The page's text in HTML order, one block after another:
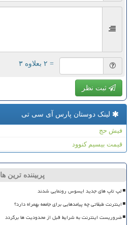
= ۲ بعلاوه ۳
ثبت نظر
لینک دوستان پارس آی سی تی
فیش حج
قیمت بیسیم کنوود
پربیننده ترین ها
لپ تاپ های جدید ایسوس رونمایی شدند
اینترنت طبقاتی چه پیامدهایی برای جامعه بهمراه دارد؟
ضروریست اینترنت به شرایط قبل از محدودیت ها برگردد